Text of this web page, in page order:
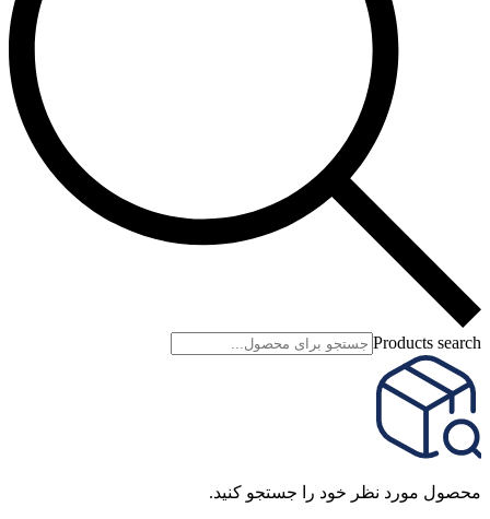
Products search
محصول مورد نظر خود را جستجو کنید.